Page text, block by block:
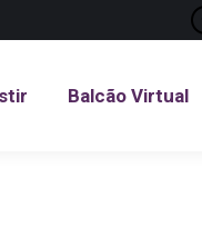
Balcão Virtual
Balcão Virtual